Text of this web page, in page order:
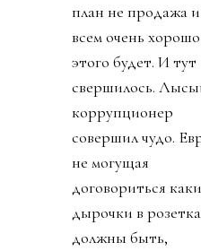
план не продажа
всем очень
этого будет. И тут
свершилось.
коррупционер
совершил чудо.
не могущая
договориться
дырочки в
должны быть,